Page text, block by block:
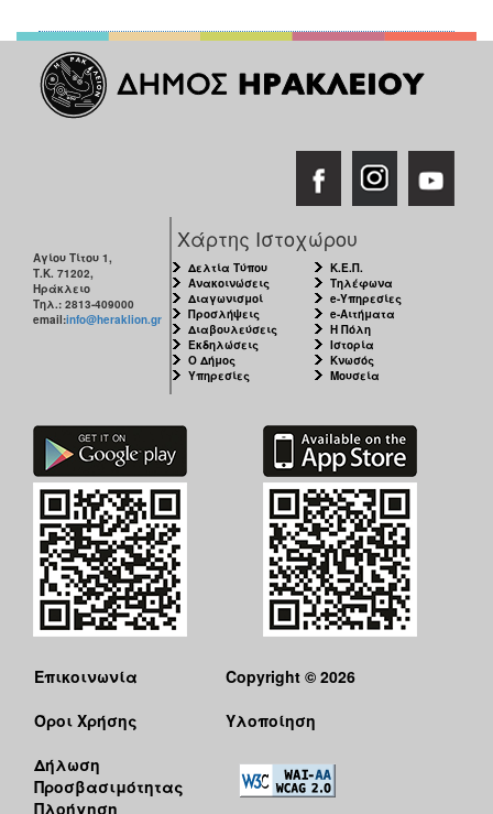
Αγίου Τίτου 1,
Τ.Κ. 71202,
Ηράκλειο
Τηλ.: 2813-409000
email:info@heraklion.gr
Χάρτης Ιστοχώρου
Δελτία Τύπου
Ανακοινώσεις
Διαγωνισμοί
Προσλήψεις
Διαβουλεύσεις
Εκδηλώσεις
Ο Δήμος
Υπηρεσίες
Κ.Ε.Π.
Τηλέφωνα
e-Υπηρεσίες
e-Αιτήματα
Η Πόλη
Ιστορία
Κνωσός
Μουσεία
Επικοινωνία
Όροι Χρήσης
Δήλωση
Προσβασιμότητας
Πλοήγηση
Copyright © 2026
Υλοποίηση